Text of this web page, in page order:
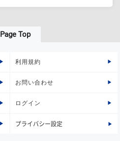
Page Top
利用規約
お問い合わせ
ログイン
プライバシー設定